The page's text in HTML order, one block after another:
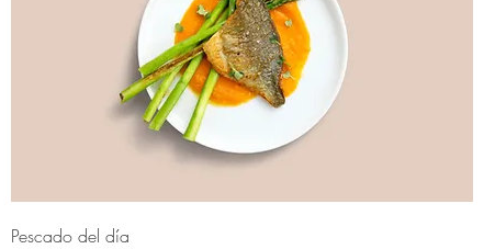
Pescado del día